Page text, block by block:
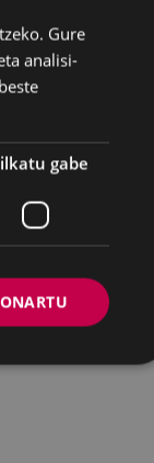
BASQUE
SPANISH
Gure
analisi-
gabe